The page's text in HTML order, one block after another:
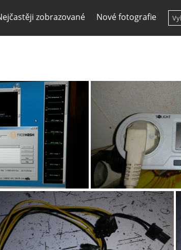
zobrazované Nové fotografie
002020 IMG